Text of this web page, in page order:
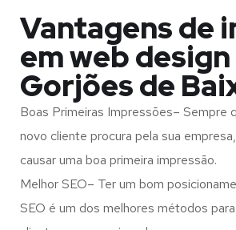
Vantagens de
em web design
Gorjões de
Boas Primeiras Impressões– Sempre
novo cliente procura pela sua
causar uma boa primeira impressão.
Melhor SEO– Ter um bom
SEO é um dos melhores métodos